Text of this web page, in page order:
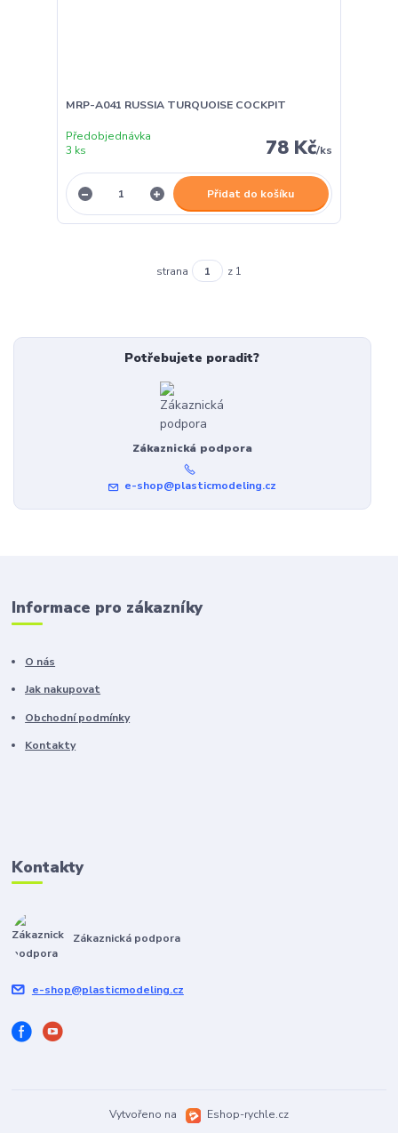
MRP-A041 RUSSIA TURQUOISE COCKPIT
78 Kč/ks
Předobjednávka
3 ks
Přidat do košíku
strana z 1
Potřebujete poradit?
Zákaznická podpora
e-shop@plasticmodeling.cz
Informace pro zákazníky
O nás
Jak nakupovat
Obchodní podmínky
Kontakty
Kontakty
Zákaznická podpora
e-shop@plasticmodeling.cz
Vytvořeno na Eshop-rychle.cz